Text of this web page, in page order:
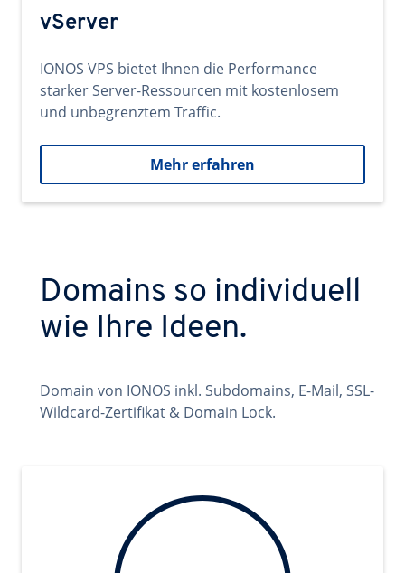
vServer
IONOS VPS bietet Ihnen die Performance
starker Server-Ressourcen mit kostenlosem
und unbegrenztem Traffic.
Mehr erfahren
Domains so individuell
wie Ihre Ideen.
Domain von IONOS inkl. Subdomains, E-Mail, SSL-
Wildcard-Zertifikat & Domain Lock.